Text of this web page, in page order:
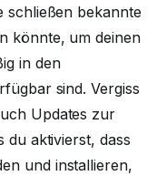
schließen bekannte
könnte, um deinen
in den
sind. Vergiss
Updates zur
du aktivierst, dass
und installieren,